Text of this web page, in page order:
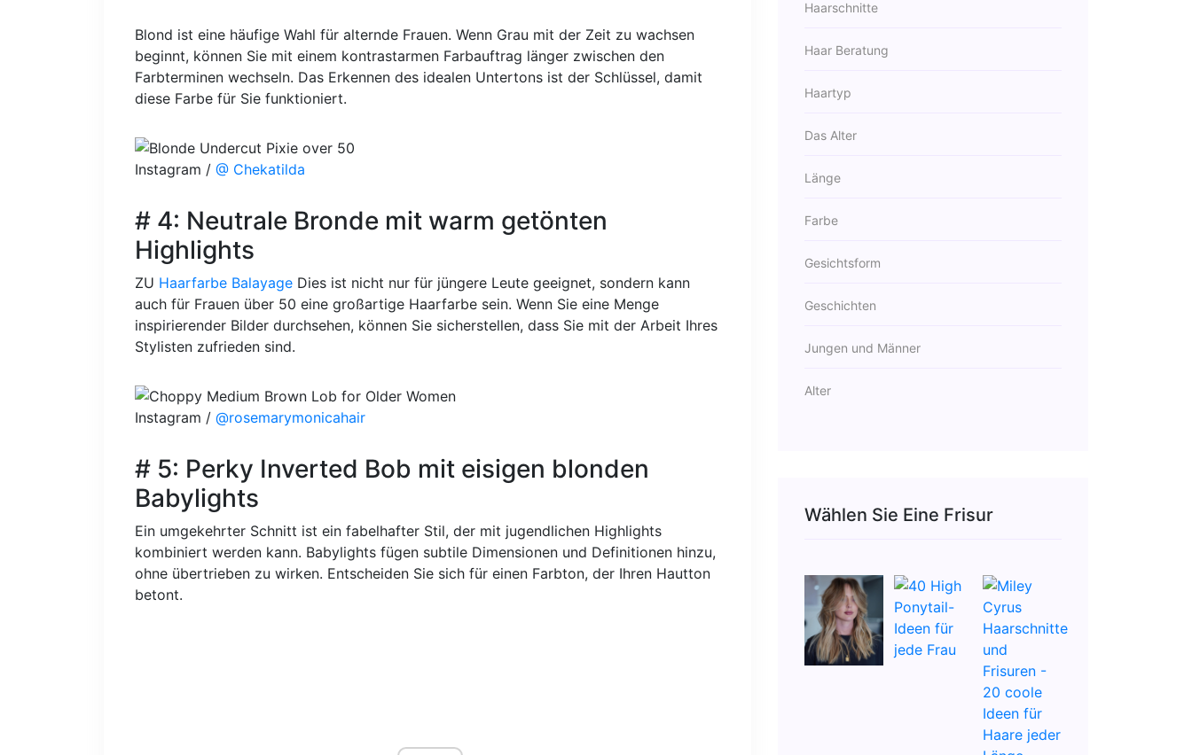
Blond ist eine häufige Wahl für alternde Frauen. Wenn Grau mit der Zeit zu wachsen
beginnt, können Sie mit einem kontrastarmen Farbauftrag länger zwischen den
Farbterminen wechseln. Das Erkennen des idealen Untertons ist der Schlüssel, damit
diese Farbe für Sie funktioniert.
Instagram / @ Chekatilda
# 4: Neutrale Bronde mit warm getönten
Highlights
ZU Haarfarbe Balayage Dies ist nicht nur für jüngere Leute geeignet, sondern kann
auch für Frauen über 50 eine großartige Haarfarbe sein. Wenn Sie eine Menge
inspirierender Bilder durchsehen, können Sie sicherstellen, dass Sie mit der Arbeit Ihres
Stylisten zufrieden sind.
Instagram / @rosemarymonicahair
# 5: Perky Inverted Bob mit eisigen blonden
Babylights
Ein umgekehrter Schnitt ist ein fabelhafter Stil, der mit jugendlichen Highlights
kombiniert werden kann. Babylights fügen subtile Dimensionen und Definitionen hinzu,
ohne übertrieben zu wirken. Entscheiden Sie sich für einen Farbton, der Ihren Hautton
betont.
Haarschnitte
Haar Beratung
Haartyp
Das Alter
Länge
Farbe
Gesichtsform
Geschichten
Jungen und Männer
Alter
Wählen Sie Eine Frisur